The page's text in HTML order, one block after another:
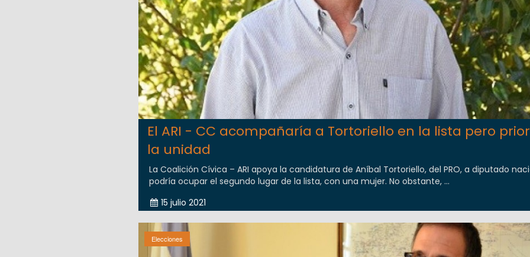
El ARI - CC acompañaría a Tortoriello en la lista pero
la unidad
La Coalición Cívica – ARI apoya la candidatura de Aníbal Tortoriello, del PRO, a diputado
podría ocupar el segundo lugar de la lista, con una mujer. No obstante, ...
15 julio 2021
Elecciones